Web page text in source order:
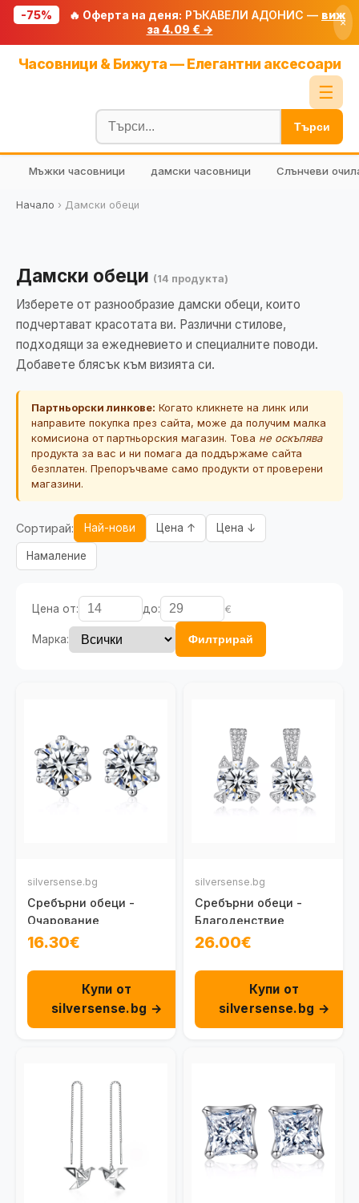
-75% 🔥 Оферта на деня: РЪКАВЕЛИ АДОНИС — виж
за 4.09 € →
×
Часовници & Бижута — Елегантни аксесоари
☰
Блог
🧮 Калкулатори
🔍 Намери продукт
Търси
Мъжки часовници дамски часовници Слънчеви
Начало › Дамски обеци
Дамски обеци (14 продукта)
Изберете от разнообразие дамски обеци, които
подчертават красотата ви. Различни стилове,
подходящи за ежедневието и специалните поводи.
Добавете блясък към визията си.
Партньорски линкове: Когато кликнете на линк или
направите покупка през сайта, може да получим малка
комисиона от партньорския магазин. Това не оскъпява
продукта за вас и ни помага да поддържаме сайта
безплатен. Препоръчваме само продукти от проверени
магазини.
Сортирай: Най-нови Цена ↑ Цена ↓
Намаление
Цена от: до: €
Марка: Филтрирай
silversense.bg
Сребърни обеци -
Очарование
16.30€
Купи от
silversense.bg →
silversense.bg
Сребърни обеци -
Благоденствие
26.00€
Купи от
silversense.bg →